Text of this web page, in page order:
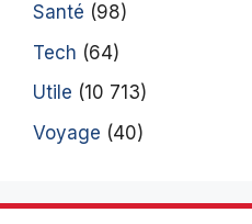
Santé (98)
Tech (64)
Utile (10 713)
Voyage (40)